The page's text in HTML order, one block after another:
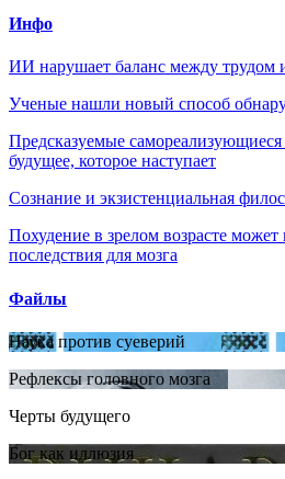
Инфо
ИИ нарушает баланс между трудом
Ученые нашли новый способ
Предсказуемые
будущее, которое наступает
Сознание и экзистенциальная
Похудение в зрелом возрасте
последствия для мозга
Файлы
Наука против суеверий
Рефлексы головного мозга
Черты будущего
Бог как иллюзия